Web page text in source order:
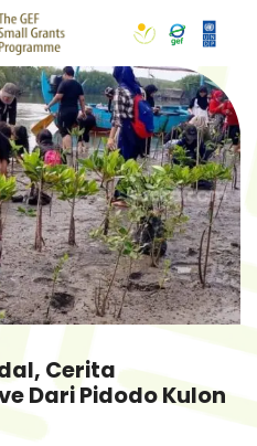
Cerita
Dari Pidodo Kulon